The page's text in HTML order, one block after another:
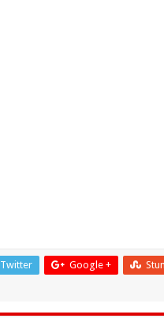
Twitter Google +